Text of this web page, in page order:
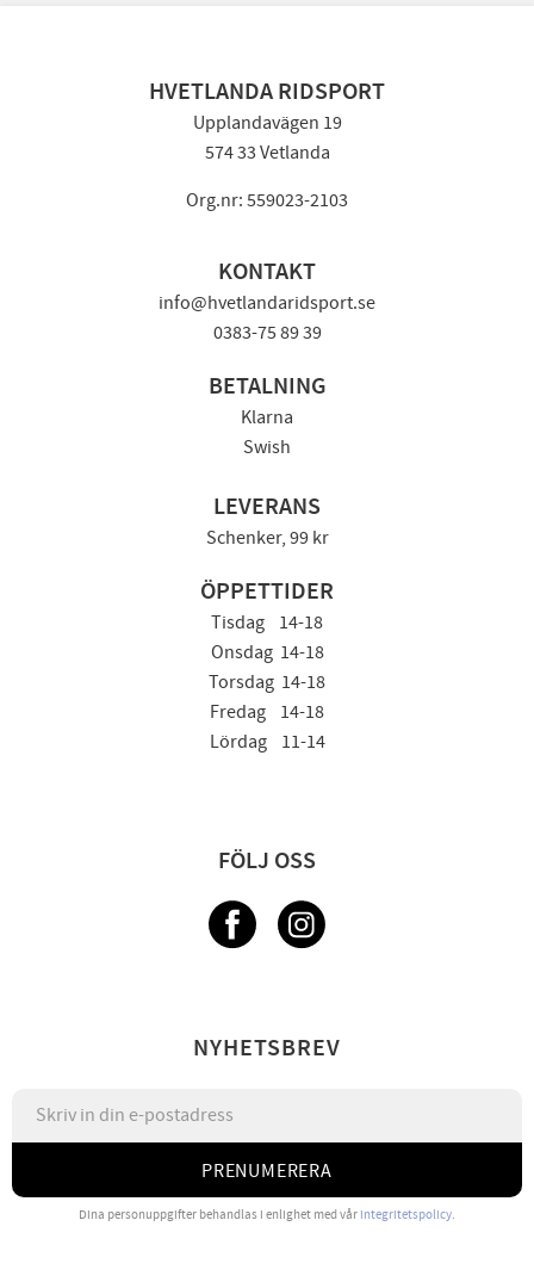
HVETLANDA RIDSPORT
Upplandavägen 19
574 33 Vetlanda
Org.nr: 559023-2103
KONTAKT
info@hvetlandaridsport.se
0383-75 89 39
BETALNING
Klarna
Swish
LEVERANS
Schenker, 99 kr
ÖPPETTIDER
Tisdag 14-18
Onsdag 14-18
Torsdag 14-18
Fredag 14-18
Lördag 11-14
FÖLJ OSS
NYHETSBREV
PRENUMERERA
Dina personuppgifter behandlas i enlighet med vår integritetspolicy.